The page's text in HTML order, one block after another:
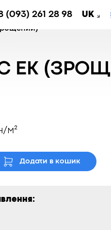
(093) 261 28 98 UK
ЕК
м²
Додати в кошик